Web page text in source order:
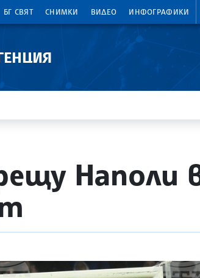
БГ СВЯТ СНИМКИ ВИДЕО ИНФОГРАФИКИ
Наполи